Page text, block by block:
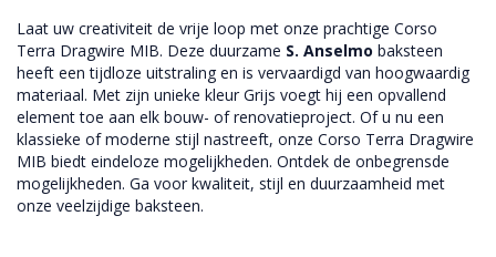
Laat uw creativiteit de vrije loop met onze prachtige Corso
Terra Dragwire MIB. Deze duurzame S. Anselmo baksteen
heeft een tijdloze uitstraling en is vervaardigd van hoogwaardig
materiaal. Met zijn unieke kleur Grijs voegt hij een opvallend
element toe aan elk bouw- of renovatieproject. Of u nu een
klassieke of moderne stijl nastreeft, onze Corso Terra Dragwire
MIB biedt eindeloze mogelijkheden. Ontdek de onbegrensde
mogelijkheden. Ga voor kwaliteit, stijl en duurzaamheid met
onze veelzijdige baksteen.